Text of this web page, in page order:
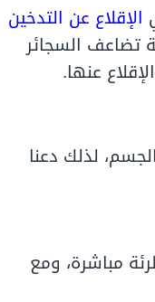
الإقلاع عن التدخين
تضاعف السجائر
عنها.
لذلك دعنا
مباشرة، ومع